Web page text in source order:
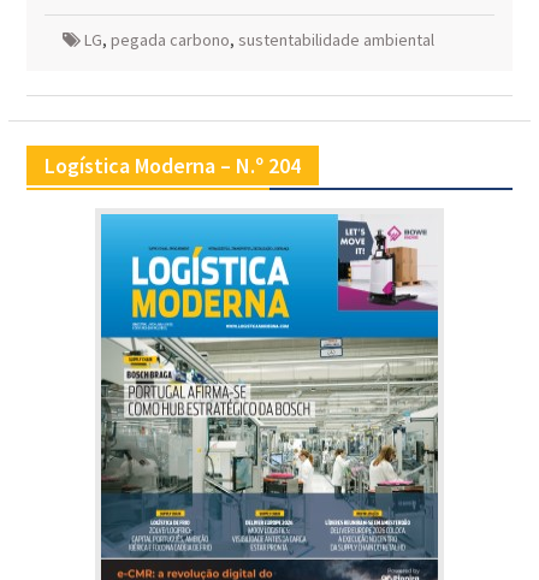
LG, pegada carbono, sustentabilidade ambiental
Logística Moderna – N.º 204